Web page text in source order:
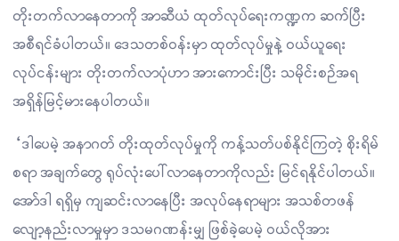
တိုးတက်လာနေတာကို အာဆီယံ ထုတ်လုပ်ရေးကဏ္ဍက ဆက်ပြီး
အစီရင်ခံပါတယ်။ ဒေသတစ်ဝန်းမှာ ထုတ်လုပ်မှုနဲ့ ဝယ်ယူရေး
လုပ်ငန်းများ တိုးတက်လာပုံဟာ အားကောင်းပြီး သမိုင်းစဉ်အရ
အရှိန်မြင့်မားနေပါတယ်။
“ဒါပေမဲ့ အနာဂတ် တိုးထုတ်လုပ်မှုကို ကန့်သတ်ပစ်နိုင်ကြတဲ့ စိုးရိမ်
စရာ အချက်တွေ ရုပ်လုံးပေါ်လာ‌နေတာကိုလည်း မြင်ရနိုင်ပါတယ်။
အော်ဒါ ရရှိမှ ကျဆင်းလာနေပြီး အလုပ်နေရာများ အသစ်တဖန်
လျော့နည်းလာမှုမှာ ဒသမဂဏန်းမျှ ဖြစ်ခဲ့ပေမဲ့ ဝယ်လိုအား